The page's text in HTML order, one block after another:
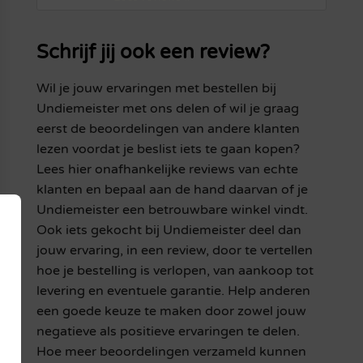
Schrijf jij ook een review?
Wil je jouw ervaringen met bestellen bij
Undiemeister met ons delen of wil je graag
eerst de beoordelingen van andere klanten
lezen voordat je beslist iets te gaan kopen?
Lees hier onafhankelijke reviews van echte
klanten en bepaal aan de hand daarvan of je
Undiemeister een betrouwbare winkel vindt.
Ook iets gekocht bij Undiemeister deel dan
jouw ervaring, in een review, door te vertellen
hoe je bestelling is verlopen, van aankoop tot
levering en eventuele garantie. Help anderen
een goede keuze te maken door zowel jouw
negatieve als positieve ervaringen te delen.
Hoe meer beoordelingen verzameld kunnen